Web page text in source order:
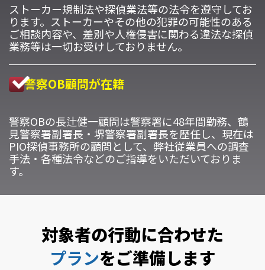
ストーカー規制法や探偵業法等の法令を遵守してお
ります。ストーカーやその他の犯罪の可能性のある
ご相談内容や、差別や人権侵害に関わる違法な探偵
業務等は一切お受けしておりません。
警察OB顧問が在籍
警察OBの長辻健一顧問は警察署に48年間勤務、鶴
見警察署副署長・堺警察署副署長を歴任し、現在は
PIO探偵事務所の顧問として、弊社従業員への調査
手法・各種法令などのご指導をいただいておりま
す。
対象者の行動に合わせた
プランをご準備します